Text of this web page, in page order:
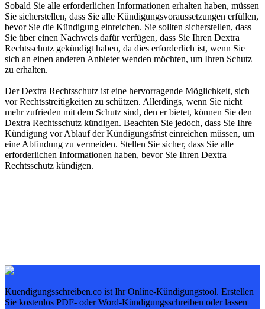
Sobald Sie alle erforderlichen Informationen erhalten haben, müssen
Sie sicherstellen, dass Sie alle Kündigungsvoraussetzungen erfüllen,
bevor Sie die Kündigung einreichen. Sie sollten sicherstellen, dass
Sie über einen Nachweis dafür verfügen, dass Sie Ihren Dextra
Rechtsschutz gekündigt haben, da dies erforderlich ist, wenn Sie
sich an einen anderen Anbieter wenden möchten, um Ihren Schutz
zu erhalten.
Der Dextra Rechtsschutz ist eine hervorragende Möglichkeit, sich
vor Rechtsstreitigkeiten zu schützen. Allerdings, wenn Sie nicht
mehr zufrieden mit dem Schutz sind, den er bietet, können Sie den
Dextra Rechtsschutz kündigen. Beachten Sie jedoch, dass Sie Ihre
Kündigung vor Ablauf der Kündigungsfrist einreichen müssen, um
eine Abfindung zu vermeiden. Stellen Sie sicher, dass Sie alle
erforderlichen Informationen haben, bevor Sie Ihren Dextra
Rechtsschutz kündigen.
Kuendigungsschreiben.co ist Ihr Online-Kündigungstool. Erstellen
Sie kostenlos PDF- oder Word-Kündigungsschreiben oder lassen